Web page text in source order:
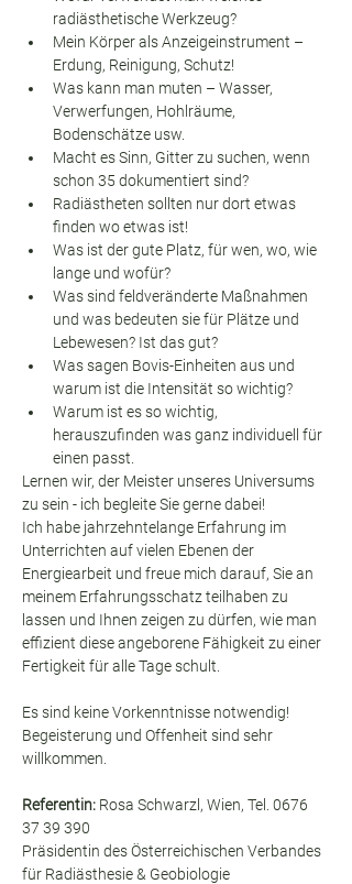
radiästhetische Werkzeug?
Mein Körper als Anzeigeinstrument –
Erdung, Reinigung, Schutz!
Was kann man muten – Wasser,
Verwerfungen, Hohlräume,
Bodenschätze usw.
Macht es Sinn, Gitter zu suchen, wenn
schon 35 dokumentiert sind?
Radiästheten sollten nur dort etwas
finden wo etwas ist!
Was ist der gute Platz, für wen, wo, wie
lange und wofür?
Was sind feldveränderte Maßnahmen
und was bedeuten sie für Plätze und
Lebewesen? Ist das gut?
Was sagen Bovis-Einheiten aus und
warum ist die Intensität so wichtig?
Warum ist es so wichtig,
herauszufinden was ganz individuell für
einen passt.
Lernen wir, der Meister unseres Universums
zu sein - ich begleite Sie gerne dabei!
Ich habe jahrzehntelange Erfahrung im
Unterrichten auf vielen Ebenen der
Energiearbeit und freue mich darauf, Sie an
meinem Erfahrungsschatz teilhaben zu
lassen und Ihnen zeigen zu dürfen, wie man
effizient diese angeborene Fähigkeit zu einer
Fertigkeit für alle Tage schult.
Es sind keine Vorkenntnisse notwendig!
Begeisterung und Offenheit sind sehr
willkommen.
Referentin: Rosa Schwarzl, Wien, Tel. 0676
37 39 390
Präsidentin des Österreichischen Verbandes
für Radiästhesie & Geobiologie